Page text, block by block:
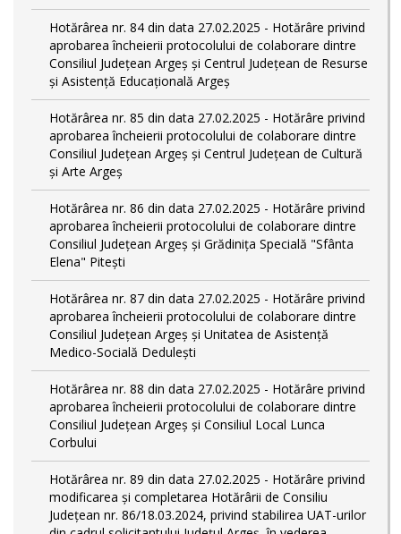
Hotărârea nr. 84 din data 27.02.2025 - Hotărâre privind
aprobarea încheierii protocolului de colaborare dintre
Consiliul Județean Argeș și Centrul Județean de Resurse
și Asistență Educațională Argeș
Hotărârea nr. 85 din data 27.02.2025 - Hotărâre privind
aprobarea încheierii protocolului de colaborare dintre
Consiliul Județean Argeș și Centrul Județean de Cultură
și Arte Argeș
Hotărârea nr. 86 din data 27.02.2025 - Hotărâre privind
aprobarea încheierii protocolului de colaborare dintre
Consiliul Județean Argeș și Grădinița Specială "Sfânta
Elena" Pitești
Hotărârea nr. 87 din data 27.02.2025 - Hotărâre privind
aprobarea încheierii protocolului de colaborare dintre
Consiliul Județean Argeș și Unitatea de Asistență
Medico-Socială Dedulești
Hotărârea nr. 88 din data 27.02.2025 - Hotărâre privind
aprobarea încheierii protocolului de colaborare dintre
Consiliul Județean Argeș și Consiliul Local Lunca
Corbului
Hotărârea nr. 89 din data 27.02.2025 - Hotărâre privind
modificarea și completarea Hotărârii de Consiliu
Județean nr. 86/18.03.2024, privind stabilirea UAT-urilor